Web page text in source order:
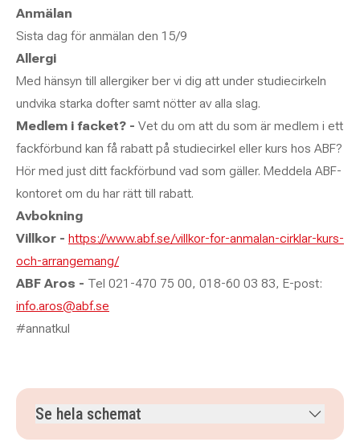
Anmälan
Sista dag för anmälan den 15/9
Allergi
Med hänsyn till allergiker ber vi dig att under studiecirkeln
undvika starka dofter samt nötter av alla slag.
Medlem i facket? - Vet du om att du som är medlem i ett
fackförbund kan få rabatt på studiecirkel eller kurs hos ABF?
Hör med just ditt fackförbund vad som gäller. Meddela ABF-
kontoret om du har rätt till rabatt.
Avbokning
Villkor - https://www.abf.se/villkor-for-anmalan-cirklar-kurs-
och-arrangemang/
ABF Aros - Tel 021-470 75 00, 018-60 03 83, E-post:
info.aros@abf.se
#annatkul
Se hela schemat